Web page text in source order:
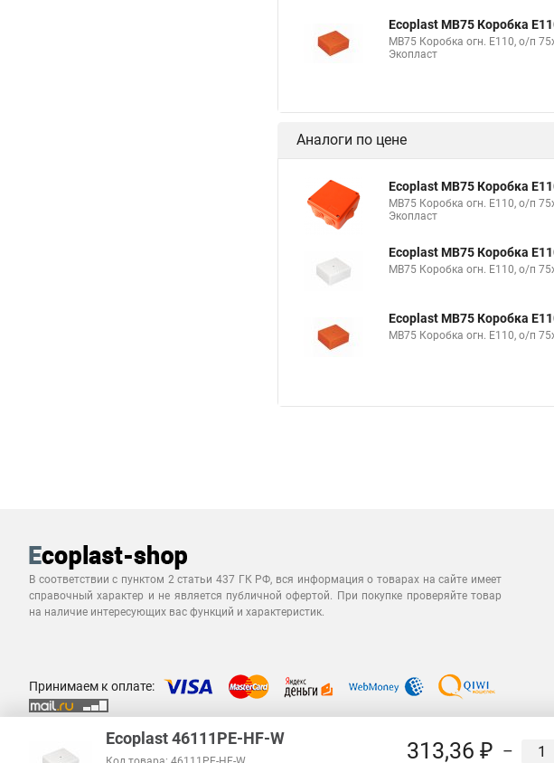
Ecoplast MB75 Коробка
MB75 Коробка огн. E110, о/п
Экопласт
Аналоги по цене
Ecoplast MB75 Коробка
MB75 Коробка огн. E110, о/п
Экопласт
Ecoplast MB75 Коробка
MB75 Коробка огн. E110, о/п
Ecoplast MB75 Коробка
MB75 Коробка огн. E110, о/п
В соответствии с пунктом 2 статьи 437 ГК РФ, вся информация о товарах на сайте имеет
справочный характер и не является публичной офертой. При покупке проверяйте товар
на наличие интересующих вас функций и характеристик.
Принимаем к оплате:
Ecoplast 46111PE-HF-W 313,36 ₽ –